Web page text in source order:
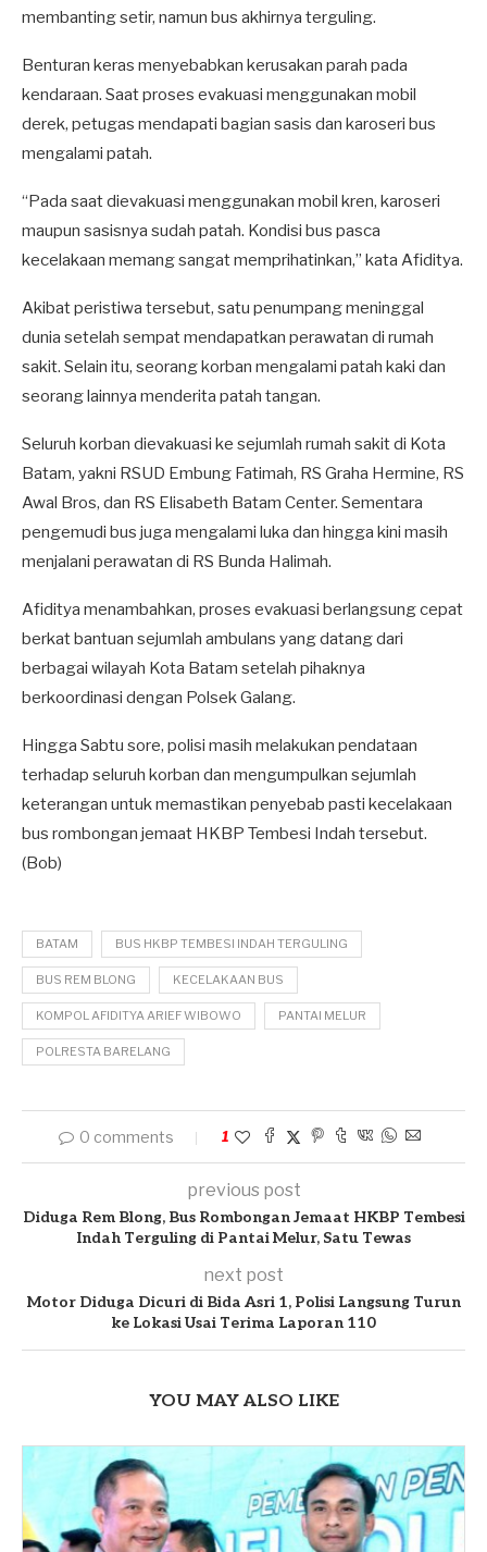
membanting setir, namun bus akhirnya terguling.
Benturan keras menyebabkan kerusakan parah pada
kendaraan. Saat proses evakuasi menggunakan mobil
derek, petugas mendapati bagian sasis dan karoseri bus
mengalami patah.
“Pada saat dievakuasi menggunakan mobil kren, karoseri
maupun sasisnya sudah patah. Kondisi bus pasca
kecelakaan memang sangat memprihatinkan,” kata Afiditya.
Akibat peristiwa tersebut, satu penumpang meninggal
dunia setelah sempat mendapatkan perawatan di rumah
sakit. Selain itu, seorang korban mengalami patah kaki dan
seorang lainnya menderita patah tangan.
Seluruh korban dievakuasi ke sejumlah rumah sakit di Kota
Batam, yakni RSUD Embung Fatimah, RS Graha Hermine, RS
Awal Bros, dan RS Elisabeth Batam Center. Sementara
pengemudi bus juga mengalami luka dan hingga kini masih
menjalani perawatan di RS Bunda Halimah.
Afiditya menambahkan, proses evakuasi berlangsung cepat
berkat bantuan sejumlah ambulans yang datang dari
berbagai wilayah Kota Batam setelah pihaknya
berkoordinasi dengan Polsek Galang.
Hingga Sabtu sore, polisi masih melakukan pendataan
terhadap seluruh korban dan mengumpulkan sejumlah
keterangan untuk memastikan penyebab pasti kecelakaan
bus rombongan jemaat HKBP Tembesi Indah tersebut.
(Bob)
BATAM BUS HKBP TEMBESI INDAH TERGULING
BUS REM BLONG KECELAKAAN BUS
KOMPOL AFIDITYA ARIEF WIBOWO PANTAI MELUR
POLRESTA BARELANG
0 comments 1
previous post
Diduga Rem Blong, Bus Rombongan Jemaat HKBP Tembesi
Indah Terguling di Pantai Melur, Satu Tewas
next post
Motor Diduga Dicuri di Bida Asri 1, Polisi Langsung Turun
ke Lokasi Usai Terima Laporan 110
YOU MAY ALSO LIKE